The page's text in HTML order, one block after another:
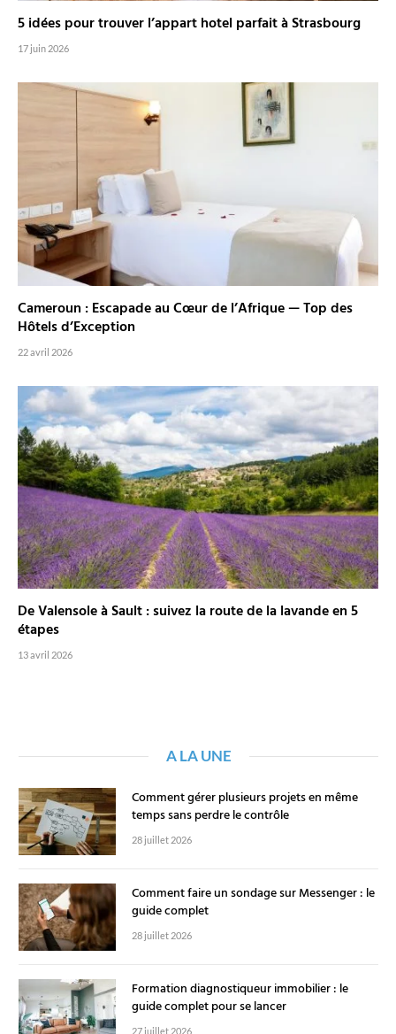
5 idées pour trouver l’appart hotel parfait à Strasbourg
17 juin 2026
Cameroun : Escapade au Cœur de l’Afrique — Top des
Hôtels d’Exception
22 avril 2026
De Valensole à Sault : suivez la route de la lavande en 5
étapes
13 avril 2026
A LA UNE
Comment gérer plusieurs projets en même
temps sans perdre le contrôle
28 juillet 2026
Comment faire un sondage sur Messenger : le
guide complet
28 juillet 2026
Formation diagnostiqueur immobilier : le
guide complet pour se lancer
27 juillet 2026